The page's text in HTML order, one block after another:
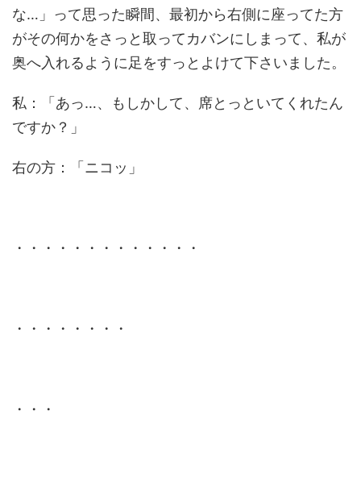
な…」って思った瞬間、最初から右側に座ってた方
がその何かをさっと取ってカバンにしまって、私が
奥へ入れるように足をすっとよけて下さいました。
私：「あっ…、もしかして、席とっといてくれたん
ですか？」
右の方：「ニコッ」
・・・・・・・・・・・・・
・・・・・・・・
・・・